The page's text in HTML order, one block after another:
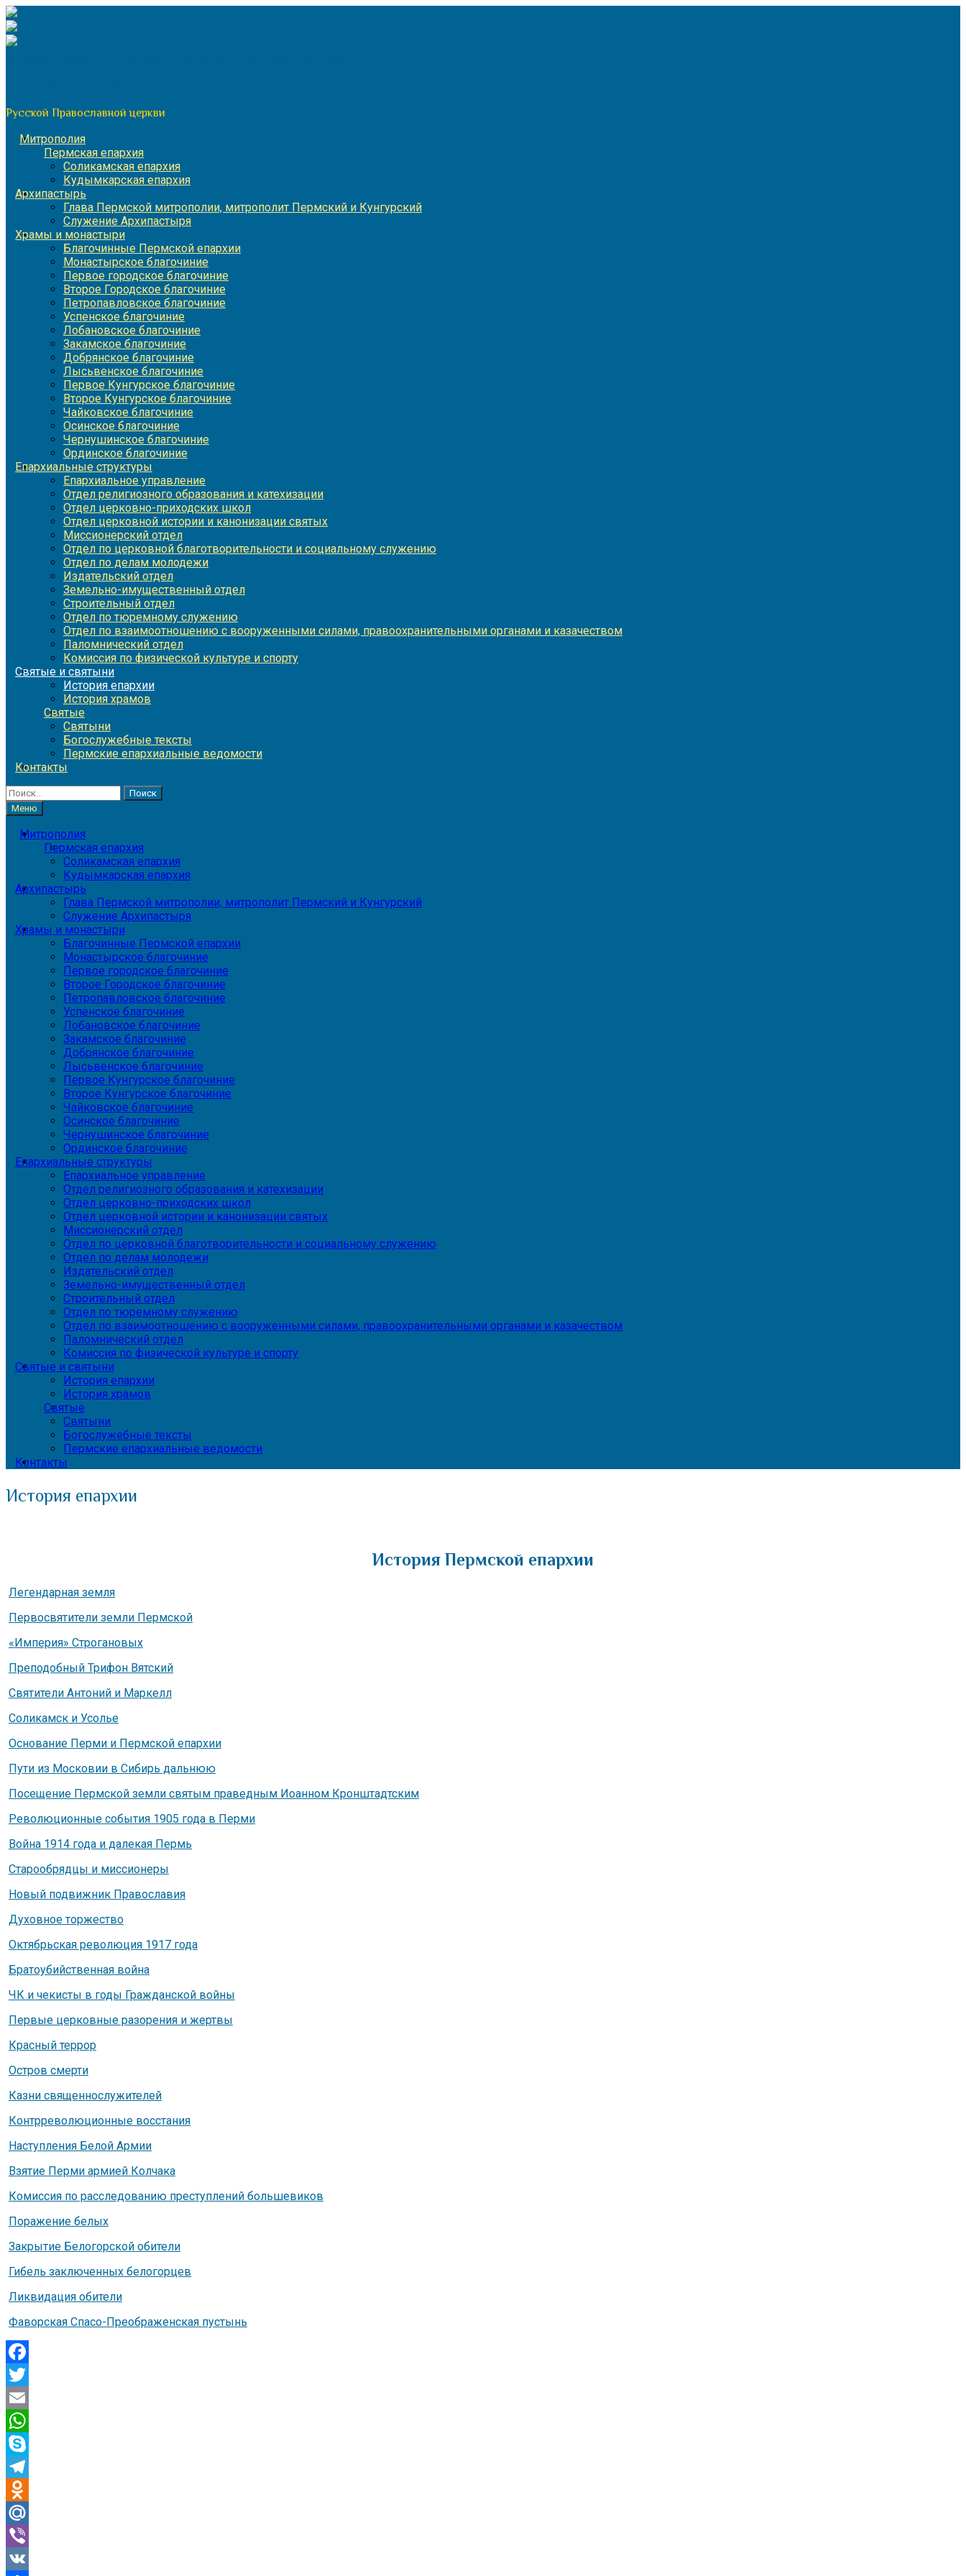
Перейти
к
содержимому
Русской Православной церкви
Митрополия
Пермская епархия
Соликамская епархия
Кудымкарская епархия
Архипастырь
Глава Пермской митрополии, митрополит Пермский и Кунгурский
Служение Архипастыря
Храмы и монастыри
Благочинные Пермской епархии
Монастырское благочиние
Первое городское благочиние
Второе Городское благочиние
Петропавловское благочиние
Успенское благочиние
Лобановское благочиние
Закамское благочиние
Добрянское благочиние
Лысьвенское благочиние
Первое Кунгурское благочиние
Второе Кунгурское благочиние
Чайковское благочиние
Осинское благочиние
Чернушинское благочиние
Ординское благочиние
Епархиальные структуры
Епархиальное управление
Отдел религиозного образования и катехизации
Отдел церковно-приходских школ
Отдел церковной истории и канонизации святых
Миссионерский отдел
Отдел по церковной благотворительности и социальному служению
Отдел по делам молодежи
Издательский отдел
Земельно-имущественный отдел
Строительный отдел
Отдел по тюремному служению
Отдел по взаимоотношению с вооруженными силами, правоохранительными органами и казачеством
Паломнический отдел
Комиссия по физической культуре и спорту
Святые и святыни
История епархии
История храмов
Святые
Святыни
Богослужебные тексты
Пермские епархиальные ведомости
Контакты
Найти:
Меню
Митрополия
Пермская епархия
Соликамская епархия
Кудымкарская епархия
Архипастырь
Глава Пермской митрополии, митрополит Пермский и Кунгурский
Служение Архипастыря
Храмы и монастыри
Благочинные Пермской епархии
Монастырское благочиние
Первое городское благочиние
Второе Городское благочиние
Петропавловское благочиние
Успенское благочиние
Лобановское благочиние
Закамское благочиние
Добрянское благочиние
Лысьвенское благочиние
Первое Кунгурское благочиние
Второе Кунгурское благочиние
Чайковское благочиние
Осинское благочиние
Чернушинское благочиние
Ординское благочиние
Епархиальные структуры
Епархиальное управление
Отдел религиозного образования и катехизации
Отдел церковно-приходских школ
Отдел церковной истории и канонизации святых
Миссионерский отдел
Отдел по церковной благотворительности и социальному служению
Отдел по делам молодежи
Издательский отдел
Земельно-имущественный отдел
Строительный отдел
Отдел по тюремному служению
Отдел по взаимоотношению с вооруженными силами, правоохранительными органами и казачеством
Паломнический отдел
Комиссия по физической культуре и спорту
Святые и святыни
История епархии
История храмов
Святые
Святыни
Богослужебные тексты
Пермские епархиальные ведомости
Контакты
История епархии
История Пермской епархии
Легендарная земля
Первосвятители земли Пермской
«Империя» Строгановых
Преподобный Трифон Вятский
Святители Антоний и Маркелл
Соликамск и Усолье
Основание Перми и Пермской епархии
Пути из Московии в Сибирь дальнюю
Посещение Пермской земли святым праведным Иоанном Кронштадтским
Революционные события 1905 года в Перми
Война 1914 года и далекая Пермь
Старообрядцы и миссионеры
Новый подвижник Православия
Духовное торжество
Октябрьская революция 1917 года
Братоубийственная война
ЧК и чекисты в годы Гражданской войны
Первые церковные разорения и жертвы
Красный террор
Остров смерти
Казни священнослужителей
Контрреволюционные восстания
Наступления Белой Армии
Взятие Перми армией Колчака
Комиссия по расследованию преступлений большевиков
Поражение белых
Закрытие Белогорской обители
Гибель заключенных белогорцев
Ликвидация обители
Фаворская Спасо-Преображенская пустынь
Facebook
Twitter
Email
WhatsApp
Skype
Telegram
Odnoklassniki
Mail.Ru
Viber